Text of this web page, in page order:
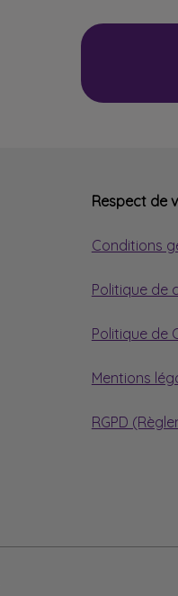
Respect de
Conditions
Politique de
Politique de
Mentions
RGPD